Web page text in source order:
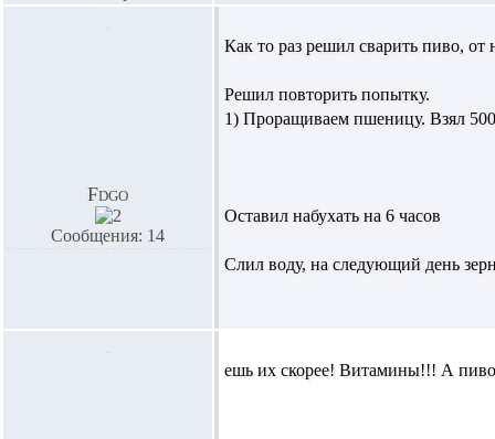
Fdgo
Сообщения: 14
Как то раз решил сварить пиво, от
Решил повторить попытку.
1) Проращиваем пшеницу. Взял
Оставил набухать на 6 часов
Слил воду, на следующий день
ешь их скорее! Витамины!!! А